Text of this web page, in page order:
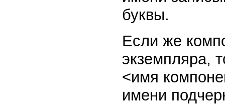
буквы.
Если же
экземпляра,
<имя
имени